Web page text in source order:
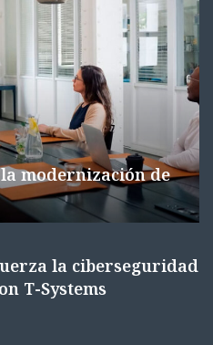
modernización de
la ciberseguridad
T-Systems